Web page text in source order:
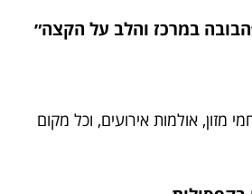
מזון, אולמות אירועים, וכל מקום